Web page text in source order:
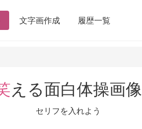
文字画作成 履歴一覧
笑える面白体操画像
セリフを入れよう